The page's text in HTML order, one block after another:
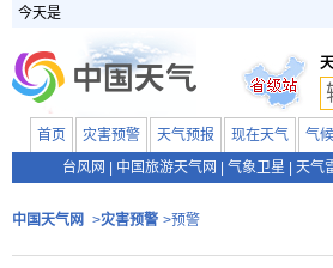
今天是
首页 灾害预警 天气预报 现在天气 气
台风网
中国旅游天气网 气象卫星 天气
中国天气网 >灾害预警 >预警